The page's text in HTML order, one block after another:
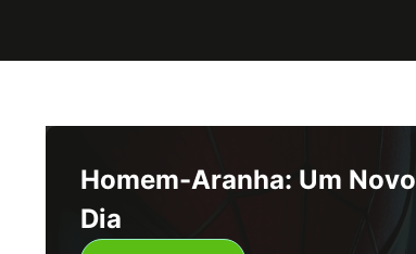
Homem-Aranha: Um Novo
Dia